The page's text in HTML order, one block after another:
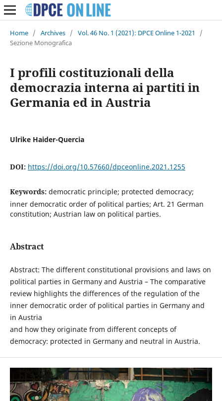
Home / Archives / Vol. 46 No. 1 (2021): DPCE Online 1-2021
/
Sezione Monografica
I profili costituzionali della
democrazia interna ai partiti in
Germania ed in Austria
Ulrike Haider-Quercia
DOI: https://doi.org/10.57660/dpceonline.2021.1255
Keywords: democratic principle; protected democracy;
inner democratic order of political parties; Art. 21 German
constitution; Austrian law on political parties.
Abstract
Abstract: The different constitutional provisions and laws on
political parties in Germany and Austria – The comparative
review highlights the differences of the regulation of the
inner democratic order of political parties in Germany and
in Austria
and how they originate from different concepts of
democracy: protected in Germany and neutral in Austria.